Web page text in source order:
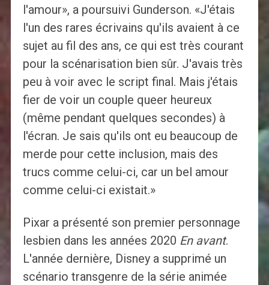
l'amour», a poursuivi Gunderson. «J'étais
l'un des rares écrivains qu'ils avaient à ce
sujet au fil des ans, ce qui est très courant
pour la scénarisation bien sûr. J'avais très
peu à voir avec le script final. Mais j'étais
fier de voir un couple queer heureux
(même pendant quelques secondes) à
l'écran. Je sais qu'ils ont eu beaucoup de
merde pour cette inclusion, mais des
trucs comme celui-ci, car un bel amour
comme celui-ci existait.»
Pixar a présenté son premier personnage
lesbien dans les années 2020 En avant.
L'année dernière, Disney a supprimé un
scénario transgenre de la série animée